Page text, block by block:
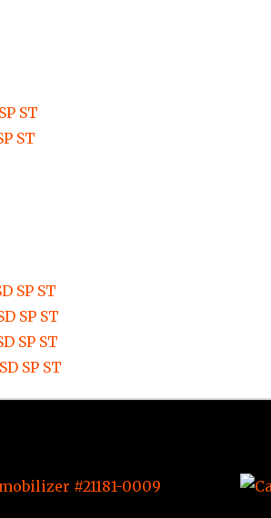
ST
ST
SP ST
SP ST
SP ST
SP ST